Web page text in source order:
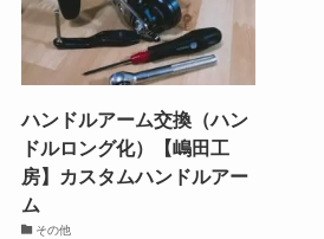
ハンドルアーム交換（ハン
ドルロング化）【嶋田工
房】カスタムハンドルアー
ム
その他